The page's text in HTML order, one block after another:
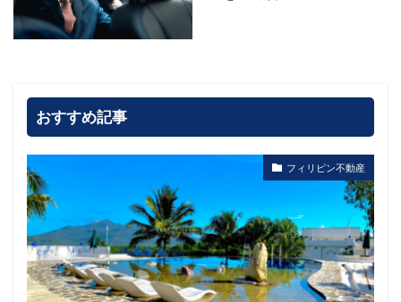
おすすめ記事
フィリピン不動産